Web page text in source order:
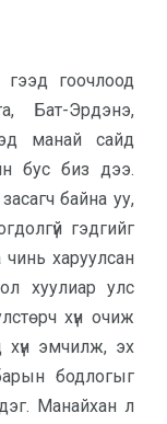
гоочлоод
Бат-Эрдэнэ,
манай сайд
бус биз дээ.
байна уу,
гэдгийг
харуулсан
хуулиар улс
хүн очиж
хүн эмчилж, эх
бодлогыг
Манайхан л